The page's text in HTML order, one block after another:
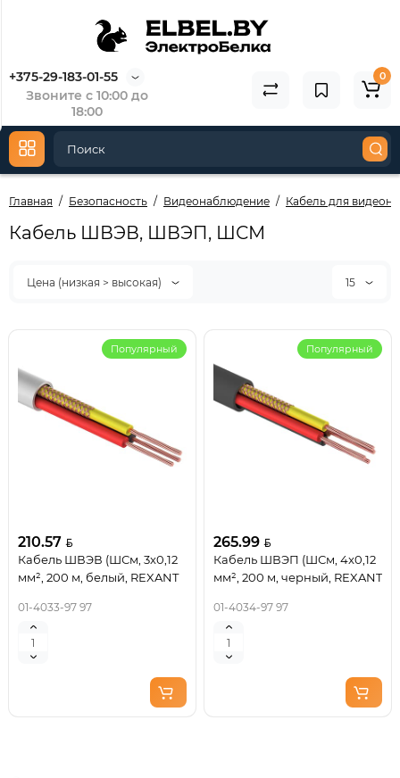
+375-29-183-01-55
Звоните с 10:00 до
18:00
0
Главная Безопасность Видеонаблюдение Кабель для
73.31
Кабель ШВЭВ, ШВЭП, ШСМ
Цена (низкая > высокая) 15
Популярный
210.57
Кабель ШВЭВ (ШСм, 3x0,12
мм², 200 м, белый, REXANT
01-4033-97 97
Популярный
265.99
Кабель ШВЭП (ШСм, 4x0,12
мм², 200 м, черный, REXANT
01-4034-97 97